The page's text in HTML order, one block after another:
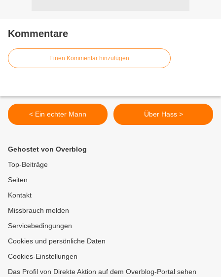
Kommentare
Einen Kommentar hinzufügen
< Ein echter Mann Über Hass >
Gehostet von Overblog
Top-Beiträge
Seiten
Kontakt
Missbrauch melden
Servicebedingungen
Cookies und persönliche Daten
Cookies-Einstellungen
Das Profil von Direkte Aktion auf dem Overblog-Portal sehen